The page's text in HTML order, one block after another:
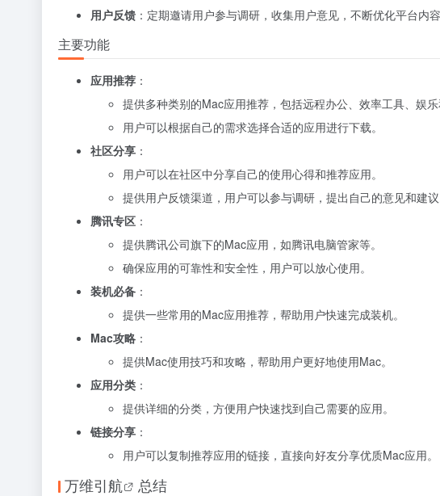
用户反馈 ：定期邀请用户参与调研，收集用户意见，不断优化平台内容
主要功能
应用推荐 ：
提供多种类别的Mac应用推荐，包括远程办公、效率工具、娱乐
用户可以根据自己的需求选择合适的应用进行下载。
社区分享 ：
用户可以在社区中分享自己的使用心得和推荐应用。
提供用户反馈渠道，用户可以参与调研，提出自己的意见和建议
腾讯专区 ：
提供腾讯公司旗下的Mac应用，如腾讯电脑管家等。
确保应用的可靠性和安全性，用户可以放心使用。
装机必备 ：
提供一些常用的Mac应用推荐，帮助用户快速完成装机。
Mac攻略 ：
提供Mac使用技巧和攻略，帮助用户更好地使用Mac。
应用分类 ：
提供详细的分类，方便用户快速找到自己需要的应用。
链接分享 ：
用户可以复制推荐应用的链接，直接向好友分享优质Mac应用。
万维引航 总结